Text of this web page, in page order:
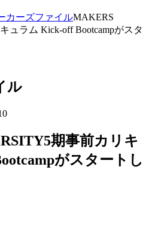
カーズファイルMAKERS
ュラム Kick-off Bootcampがスタ
ル
期事前カリキ
がスタートし